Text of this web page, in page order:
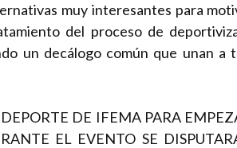
muy interesantes para
del proceso de
un decálogo común que unan a
DE IFEMA PARA
EL EVENTO SE